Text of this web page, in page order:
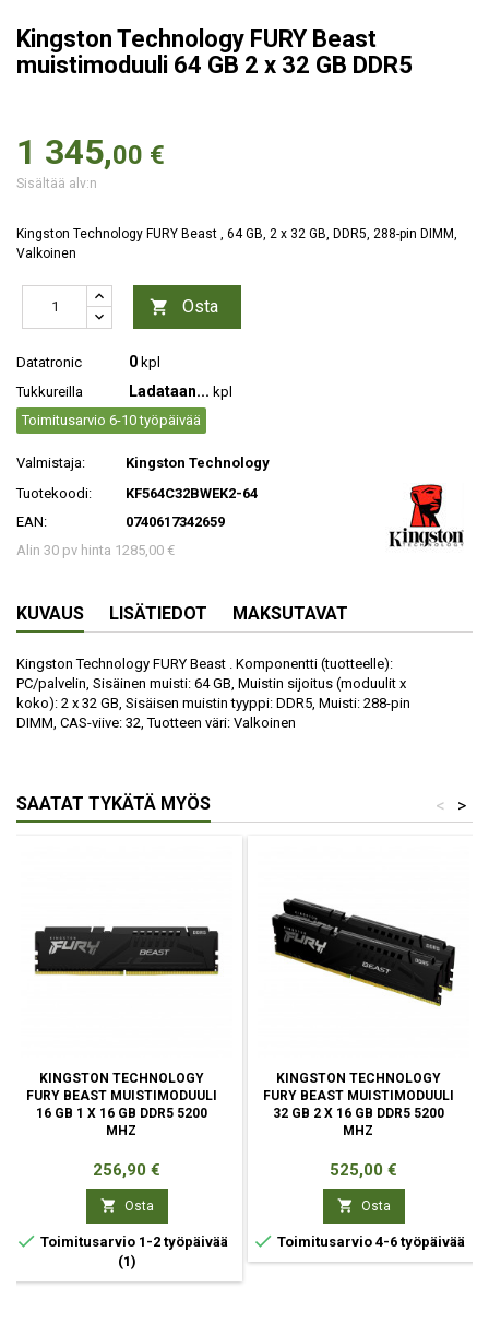
Kingston Technology FURY Beast
muistimoduuli 64 GB 2 x 32 GB DDR5
1 345,00 €
Sisältää alv:n
Kingston Technology FURY Beast , 64 GB, 2 x 32 GB, DDR5, 288-pin DIMM,
Valkoinen
 Osta
Datatronic 0 kpl
Tukkureilla
Ladataan... kpl
Toimitusarvio 6-10 työpäivää
Valmistaja:
Kingston Technology
Tuotekoodi:
KF564C32BWEK2-64
EAN:
0740617342659
Alin 30 pv hinta 1285,00 €
KUVAUS LISÄTIEDOT MAKSUTAVAT
Kingston Technology FURY Beast . Komponentti (tuotteelle):
PC/palvelin, Sisäinen muisti: 64 GB, Muistin sijoitus (moduulit x
koko): 2 x 32 GB, Sisäisen muistin tyyppi: DDR5, Muisti: 288-pin
DIMM, CAS-viive: 32, Tuotteen väri: Valkoinen
SAATAT TYKÄTÄ MYÖS >
<
KINGSTON TECHNOLOGY
FURY BEAST MUISTIMODUULI
16 GB 1 X 16 GB DDR5 5200
MHZ
Hinta
256,90 €
 Osta
 Toimitusarvio 1-2 työpäivää
(1)
KINGSTON TECHNOLOGY
FURY BEAST MUISTIMODUULI
32 GB 2 X 16 GB DDR5 5200
MHZ
Hinta
525,00 €
 Osta
 Toimitusarvio 4-6 työpäivää